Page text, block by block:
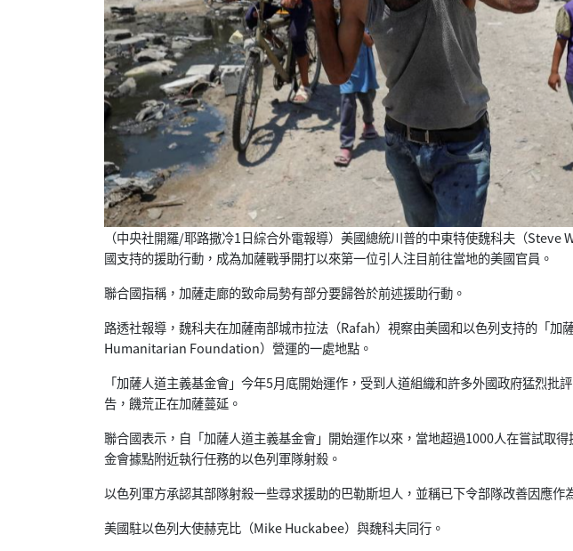
（中央社開羅/耶路撒冷1日綜合外電報導） 美國總統川普的中東特使魏科夫（Steve
國支持的援助行動， 成為加薩戰爭開打以來第一位引人注目前往當地的美國官員。
聯合國指稱，加薩走廊的致命局勢有部分要歸咎於前述援助行動。
路透社報導，魏科夫在加薩南部城市拉法（Rafah） 視察由美國和以色列支持的「加
Humanitarian Foundation）營運的一處地點。
「加薩人道主義基金會」今年5月底開始運作， 受到人道組織和許多外國政府猛烈批評
告，饑荒正在加薩蔓延。
聯合國表示，自「加薩人道主義基金會」開始運作以來， 當地超過1000人在嘗試取得
金會據點附近執行任務的以色列軍隊射殺。
以色列軍方承認其部隊射殺一些尋求援助的巴勒斯坦人， 並稱已下令部隊改善因應作
美國駐以色列大使赫克比（Mike Huckabee）與魏科夫同行。